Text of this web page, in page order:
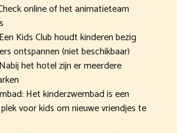
online of het animatieteam
Kids Club houdt kinderen bezig
ontspannen (niet beschikbaar)
het hotel zijn er meerdere
Het kinderzwembad is een
voor kids om nieuwe vriendjes te